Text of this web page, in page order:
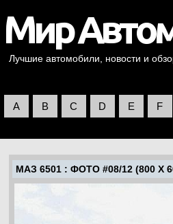
Лучшие автомобили, новости и
A B C D E F
МАЗ 6501 : ФОТО #08/12 (800 X